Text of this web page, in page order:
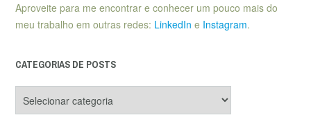
Aproveite para me encontrar e conhecer um pouco mais do
meu trabalho em outras redes: LinkedIn e Instagram.
CATEGORIAS DE POSTS
de